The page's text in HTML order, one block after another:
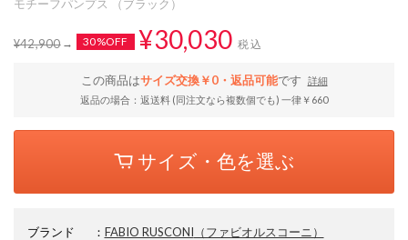
モチーフパンプス （ブラック）
¥42,900 30%OFF ¥30,030 税込
この商品はサイズ交換￥0・返品可能です
詳細
返品の場合：返送料 (同注文なら複数個でも) 一律￥660
サイズ・色を選ぶ
ブランド ： FABIO RUSCONI （ファビオルスコーニ）